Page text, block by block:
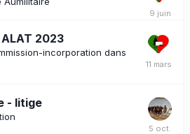
2023
incorporation dans
- litige